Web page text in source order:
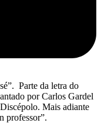
Parte da letra do
por Carlos Gardel
Mais adiante
professor”.